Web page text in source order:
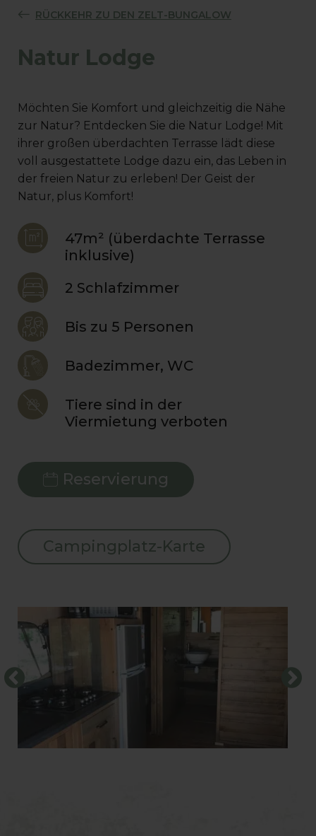
RÜCKKEHR ZU DEN ZELT-BUNGALOW
Natur Lodge
Möchten Sie Komfort und gleichzeitig die Nähe
zur Natur? Entdecken Sie die Natur Lodge! Mit
ihrer großen überdachten Terrasse lädt diese
voll ausgestattete Lodge dazu ein, das Leben in
der freien Natur zu erleben! Der Geist der
Natur, plus Komfort!
47m² (überdachte Terrasse
inklusive)
2 Schlafzimmer
Bis zu 5 Personen
Badezimmer, WC
Tiere sind in der
Viermietung verboten
Reservierung
Campingplatz-Karte